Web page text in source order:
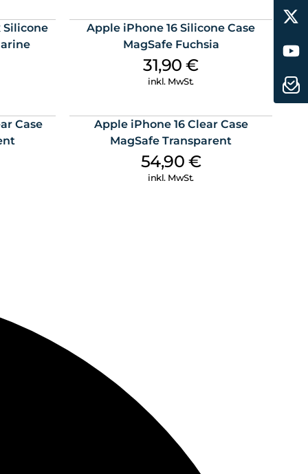
Silicone
Apple iPhone 16 Silicone Case
MagSafe Fuchsia
31,90€
inkl. MwSt.
Case
Apple iPhone 16 Clear Case
MagSafe Transparent
54,90 €
inkl. MwSt.